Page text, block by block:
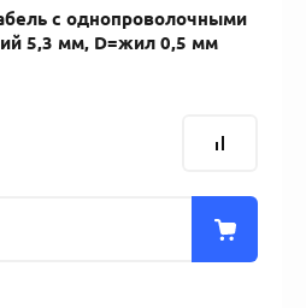
с однопроволочными
5,3 мм, D=жил 0,5 мм